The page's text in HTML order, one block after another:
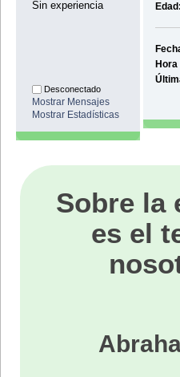
Sin experiencia
Desconectado
Mostrar Mensajes
Mostrar Estadísticas
Edad:
Sobre la
es el